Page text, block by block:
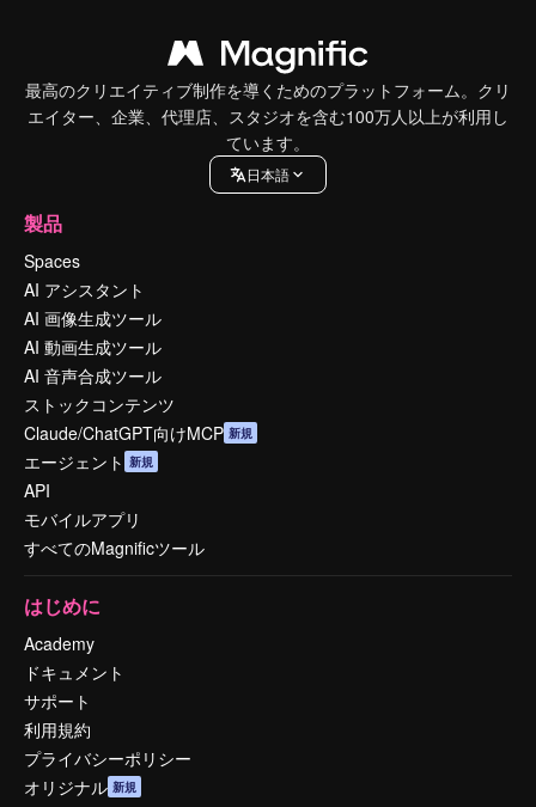
最高のクリエイティブ制作を導くためのプラットフォーム。クリ
エイター、企業、代理店、スタジオを含む100万人以上が利用し
ています。
日本語
製品
Spaces
AI アシスタント
AI 画像生成ツール
AI 動画生成ツール
AI 音声合成ツール
ストックコンテンツ
Claude/ChatGPT向けMCP 新規
エージェント 新規
API
モバイルアプリ
すべてのMagnificツール
はじめに
Academy
ドキュメント
サポート
利用規約
プライバシーポリシー
オリジナル 新規